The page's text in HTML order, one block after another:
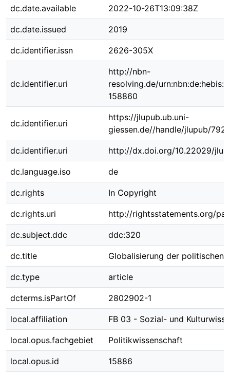
dc.date.available 2022-10-26T13:09:38Z
dc.date.issued 2019
dc.identifier.issn 2626-305X
dc.identifier.uri
http://nbn-
resolving.de/
158860
dc.identifier.uri
https://jlupub.ub.uni-
giessen.de//handle/jlupub/
dc.identifier.uri http://dx.doi.org/10.22029/
dc.language.iso de
dc.rights In Copyright
dc.rights.uri http://rightsstatements.org/
dc.subject.ddc ddc:320
dc.title Globalisierung der politischen
dc.type article
dcterms.isPartOf 2802902-1
local.affiliation FB 03 - Sozial- und
local.opus.fachgebiet Politikwissenschaft
local.opus.id 15886